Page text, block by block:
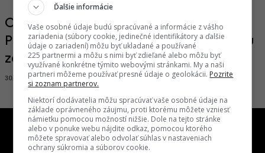
Odstrašujúca Slovnaftská sa zlepší.
Projekt City Site prinesie revitalizáciu
zanedbaného areálu
30.12.2022, 14:22 ANDREJ SÁRKÖZI
Ďalšie informácie
Vaše osobné údaje budú spracúvané a informácie z vášho
zariadenia (súbory cookie, jedinečné identifikátory a ďalšie
údaje o zariadení) môžu byť ukladané a používané
225 partnermi a môžu s nimi byť zdieľané alebo môžu byť
využívané konkrétne týmito webovými stránkami. My a naši
partneri môžeme používať presné údaje o geolokácii. Pozrite
si zoznam partnerov.
Niektorí dodávatelia môžu spracúvať vaše osobné údaje na
základe oprávneného záujmu, proti ktorému môžete vzniesť
námietku pomocou možností nižšie. Dole na tejto stránke
alebo v ponuke webu nájdite odkaz, pomocou ktorého
môžete spravovať alebo odvolať súhlas v nastaveniach
ochrany súkromia a súborov cookie.